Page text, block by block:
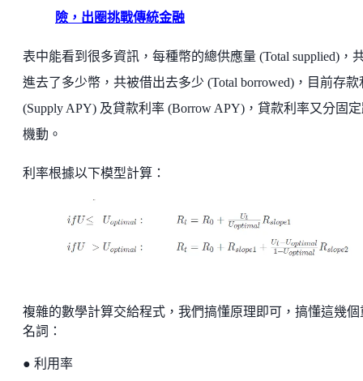
險，出圈挑戰傳統金融
表中能看到很多資訊，每種幣的總供應量 (Total supplied)，
進去了多少幣，共被借出去多少 (Total borrowed)，目前存款
(Supply APY) 及貸款利率 (Borrow APY)，貸款利率又分固
機動。
利率根據以下模型計算：
複雜的數學計算交給程式，我們搞懂原理即可，搞懂這幾個
名詞：
● 利用率